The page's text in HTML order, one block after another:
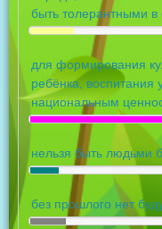
быть толерантными
для формирования
ребёнка, воспитания
национальным
нельзя быть людьми
без прошлого нет